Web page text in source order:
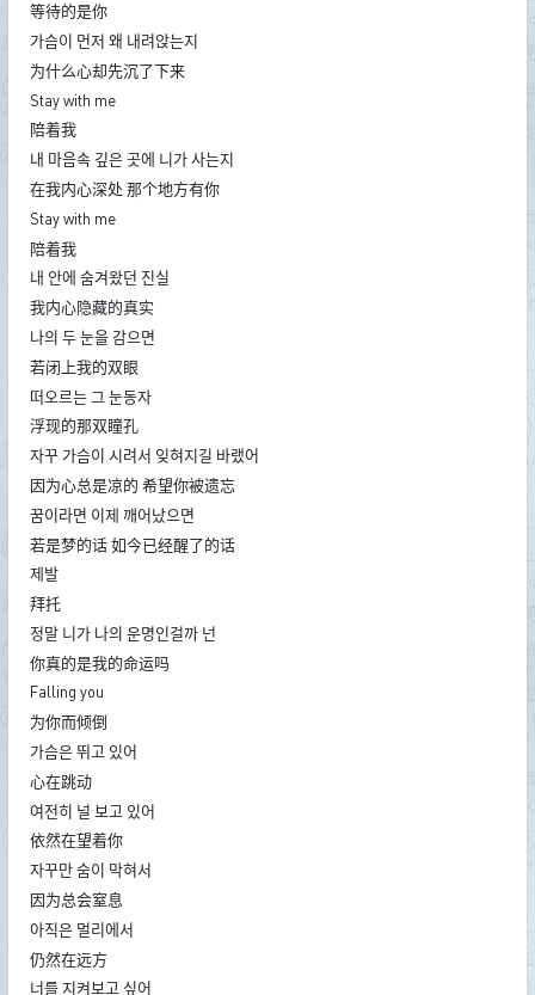
等待的是你
가슴이 먼저 왜 내려앉는지
为什么心却先沉了下来
Stay with me
陪着我
내 마음속 깊은 곳에 니가 사는지
在我内心深处 那个地方有你
Stay with me
陪着我
내 안에 숨겨왔던 진실
我内心隐藏的真实
나의 두 눈을 감으면
若闭上我的双眼
떠오르는 그 눈동자
浮现的那双瞳孔
자꾸 가슴이 시려서 잊혀지길 바랬어
因为心总是凉的 希望你被遗忘
꿈이라면 이제 깨어났으면
若是梦的话 如今已经醒了的话
제발
拜托
정말 니가 나의 운명인걸까 넌
你真的是我的命运吗
Falling you
为你而倾倒
가슴은 뛰고 있어
心在跳动
여전히 널 보고 있어
依然在望着你
자꾸만 숨이 막혀서
因为总会窒息
아직은 멀리에서
仍然在远方
너를 지켜보고 싶어